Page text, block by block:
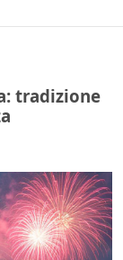
tradizione